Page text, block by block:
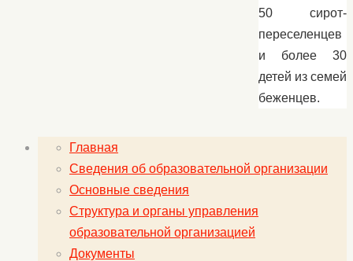
50 сирот-
переселенцев
и более 30
детей из семей
беженцев.
Главная
Сведения об образовательной организации
Основные сведения
Структура и органы управления
образовательной организацией
Документы